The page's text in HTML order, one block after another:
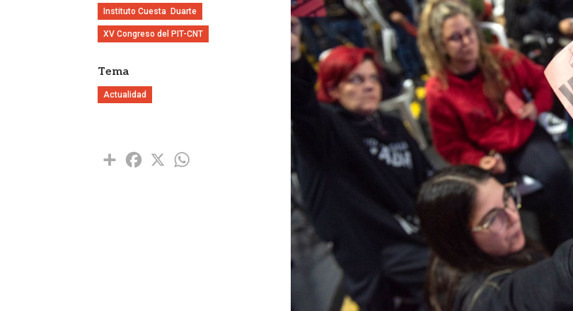
Instituto Cuesta  Duarte
XV Congreso del PIT-CNT
Tema
Actualidad
Share Facebook
X